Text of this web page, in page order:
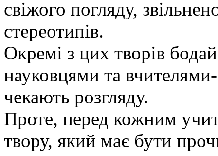
свіжого погляду,
стереотипів.
Окремі з цих творів
науковцями та
чекають розгляду.
Проте, перед кожним
твору, який має бути